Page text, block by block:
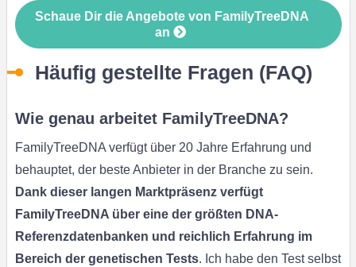
Schaue Dir die Angebote von FamilyTreeDNA
an
Häufig gestellte Fragen (FAQ)
Wie genau arbeitet FamilyTreeDNA?
FamilyTreeDNA verfügt über 20 Jahre Erfahrung und
behauptet, der beste Anbieter in der Branche zu sein.
Dank dieser langen Marktpräsenz verfügt
FamilyTreeDNA über eine der größten DNA-
Referenzdatenbanken und reichlich Erfahrung im
Bereich der genetischen Tests. Ich habe den Test selbst